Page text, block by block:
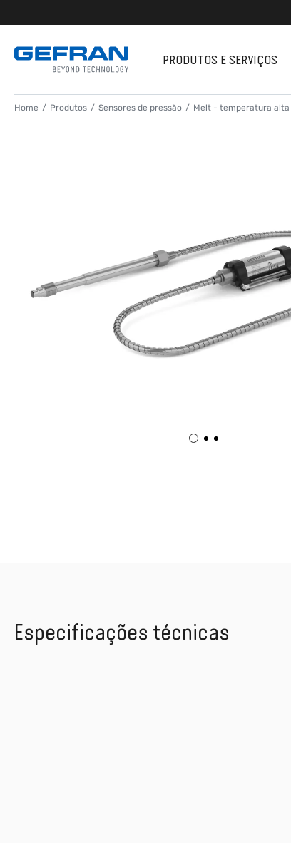
PRODUTOS E SERVIÇOS
Home Produtos Sensores de pressão Melt - temperatura alta
Especificações técnicas